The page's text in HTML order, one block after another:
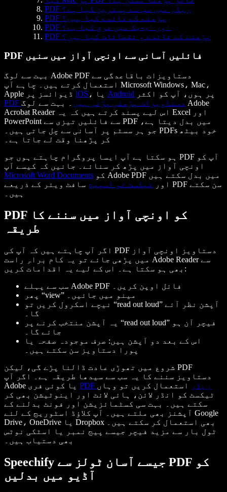
PDF ریڈر میں سب سے بہترین کیا ہے؟
PDF پڑھنے کے فائدے کیا ہیں؟
PDF اور ای-بک میں فرق کیا ہے؟
PDF پڑھنے کے فائدے و نقصانات کیا ہیں؟
PDF فائلیں آسانی سے اونچی آواز میں سنیں
بہت سے لوگ Adobe PDF دستاویزات باقاعدگی سے
استعمال کرتے ہیں۔ چاہے آپ Microsoft Windows، Mac،
iOS Android پر ہوں، آپ کو اکثر
PDF دستاویزات پڑھنی پڑتی ہیں
۔ بہت سے لوگ Adobe
Acrobat Reader اس لیے پسند کرتے ہیں کہ یہ Excel اور
PowerPoint سے فائلیں تیزی سے PDF میں بدل دیتا ہے،
جو ہر سسٹم پر آسانی سے چل جاتی ہیں۔ PDFs خود بیٹھ
کر پڑھنا وقت لے جاتا ہے۔
ہو سکتا ہے آپ ایسا پروگرام چاہتے ہوں جو PDF آپ کو
اونچی آواز میں پڑھ کر سنائے۔ جانیں کہ کیسے آپ
Microsoft Word Documents
اور
ٹیکسٹ ٹو اسپیچ سافٹ ویئر کے ذریعے PDF سن سکتے
ہیں۔
PDF کو اونچی آواز میں سننے کا
طریقہ
اگر آپ چاہتے ہیں کہ آپ کی PDF دستاویز اونچی آواز
میں پڑھی جائے تو یہ کام براہِ راست Adobe Reader سے
بھی ہو سکتا ہے۔ اس کے لیے یہ اقدامات کریں:
سب سے پہلے Adobe PDF فائل اوپن کریں۔
پھر “view” مینو میں جائیں۔
نیچے اسکرول کریں تو “read out loud” آپشن نظر آئے
گا۔
یہ آپشن منتخب کرنے پر “read out loud” فیچر آن ہو
جائے گا۔
اس کے بعد دو آپشن ہیں: صرف موجودہ صفحہ یا
پورا دستاویز سن سکتے ہیں۔
شروع میں تھوڑی عادت ڈالنا پڑے گی، لیکن PDF
دستاویز سننے کا یہ سب سے سیدھا طریقہ ہے۔ اگر آپ
PDF ریڈر
استعمال کریں تو وہاں
ٹیکسٹ کو انڈر لائن، ہائی لائٹ اور اینوٹیشن بھی کر
سکتے ہیں۔ بہت سی کسٹمائزیشن اور فونٹ بدلنے کے
آپشنز بھی ملتے ہیں۔ آپ کلاؤڈ اسٹوریج کے لئے Google
Drive، OneDrive یا Dropbox بھی استعمال کر سکتے ہیں۔
ٹول بار سے مزید فیچر جیسے پیج نمبر یا اسٹکی نوٹس
بھی دستیاب ہیں۔
Speechify جیسے آسان ٹولز سے PDF کو
آڈیو میں بدلیں